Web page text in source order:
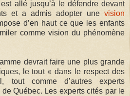
allé jusqu’à le défendre devant
et a admis adopter une vision
d’en haut ce que les enfants
comme vision du phénomène
devrait faire une plus grande
le tout « dans le respect des
tout comme d’autres experts
Québec. Les experts cités par le